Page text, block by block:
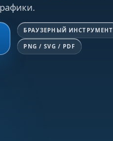
БРАУЗЕРНЫЙ ИНСТРУМЕНТ
PNG / SVG / PDF